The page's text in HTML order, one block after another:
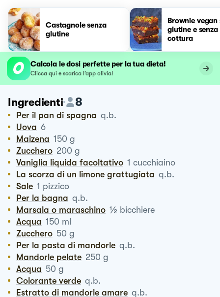
Castagnole senza
glutine
Brownie vegan
glutine e senza
cottura
Calcola le dosi perfette per la tua dieta!
Clicca qui e scarica l’app olivia!
Ingredienti 8
Per il pan di spagna q.b.
Uova 6
Maizena 150 g
Zucchero 200 g
Vaniglia liquida facoltativo 1 cucchiaino
La scorza di un limone grattugiata q.b.
Sale 1 pizzico
Per la bagna q.b.
Marsala o maraschino ½ bicchiere
Acqua 150 ml
Zucchero 50 g
Per la pasta di mandorle q.b.
Mandorle pelate 250 g
Acqua 50 g
Colorante verde q.b.
Estratto di mandorle amare q.b.